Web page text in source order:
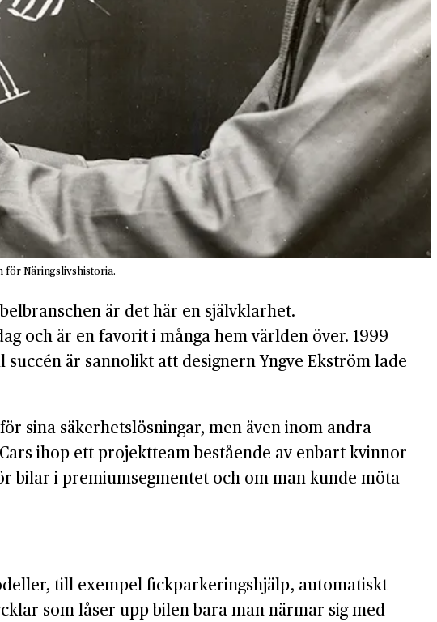
för Näringslivshistoria.
är det här en självklarhet.
och är en favorit i många hem världen över. 1999
är sannolikt att designern Yngve Ekström lade
sina säkerhetslösningar, men även inom andra
ihop ett projektteam bestående av enbart kvinnor
bilar i premiumsegmentet och om man kunde möta
till exempel fickparkeringshjälp, automatiskt
som låser upp bilen bara man närmar sig med